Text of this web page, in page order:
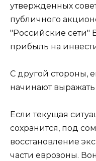
утвержденных
публичного
"Российские сети"
прибыль на
С другой стороны,
начинают
Если текущая
сохранится, под
восстановление
части еврозоны.